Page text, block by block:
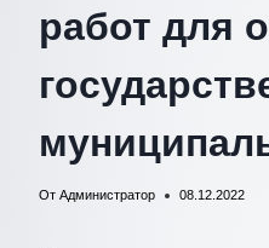
работ для
От Администратор 08.12.2022